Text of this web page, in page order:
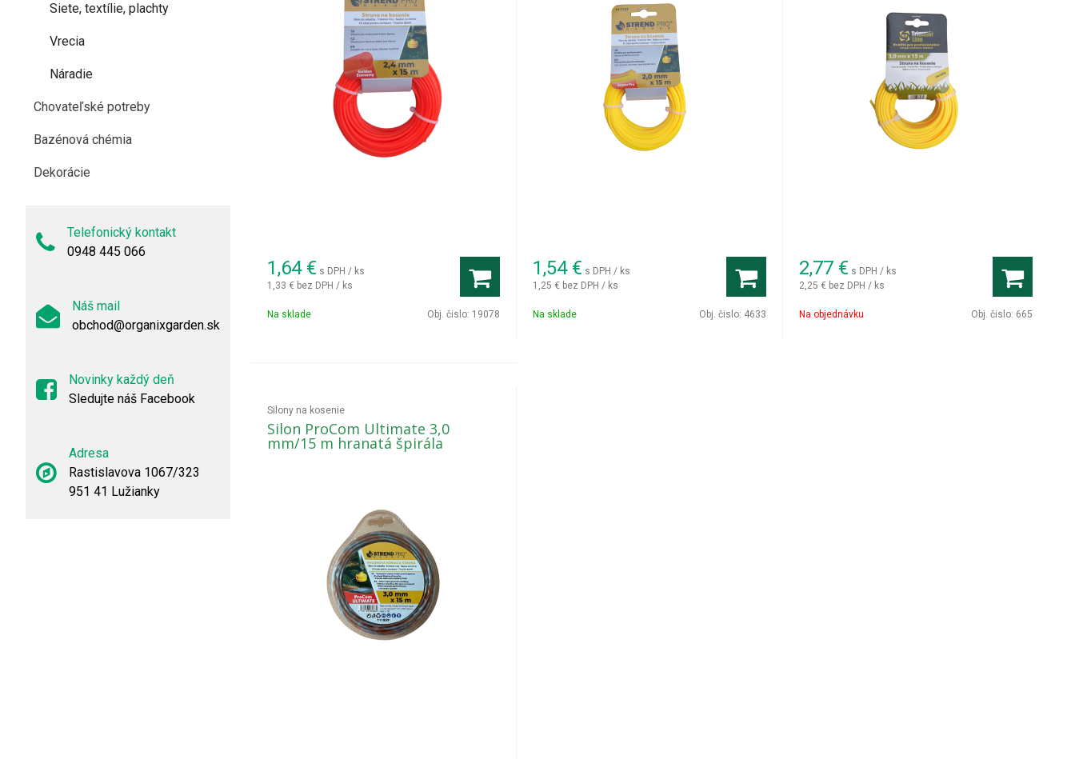
1,64 € s DPH / ks
1,33 € bez DPH / ks
Na sklade Obj. čislo: 19078
1,54 € s DPH / ks
1,25 € bez DPH / ks
Na sklade Obj. čislo: 4633
2,77 € s DPH / ks
2,25 € bez DPH / ks
Na objednávku Obj. čislo: 665
Silony na kosenie
Silon ProCom Ultimate 3,0
mm/15 m hranatá špirála
Siete, textílie, plachty
Vrecia
Náradie
Chovateľské potreby
Bazénová chémia
Dekorácie
Telefonický kontakt
0948 445 066
Náš mail
obchod@organixgarden.sk
Novinky každý deň
Sledujte náš Facebook
Adresa
Rastislavova 1067/323
951 41 Lužianky